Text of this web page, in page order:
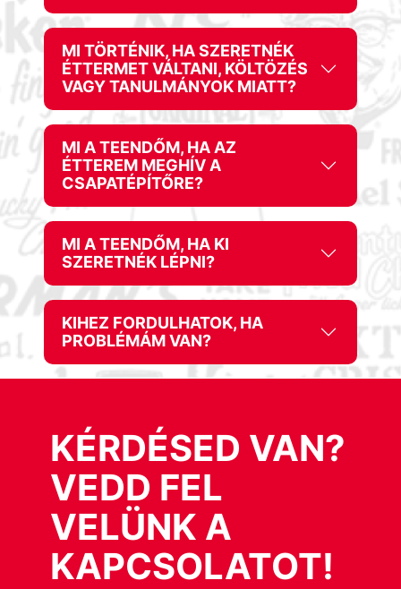
MI TÖRTÉNIK, HA SZERETNÉK
ÉTTERMET VÁLTANI, KÖLTÖZÉS
VAGY TANULMÁNYOK MIATT?
MI A TEENDŐM, HA AZ
ÉTTEREM MEGHÍV A
CSAPATÉPÍTŐRE?
MI A TEENDŐM, HA KI
SZERETNÉK LÉPNI?
KIHEZ FORDULHATOK, HA
PROBLÉMÁM VAN?
KÉRDÉSED VAN?
VEDD FEL
VELÜNK A
KAPCSOLATOT!